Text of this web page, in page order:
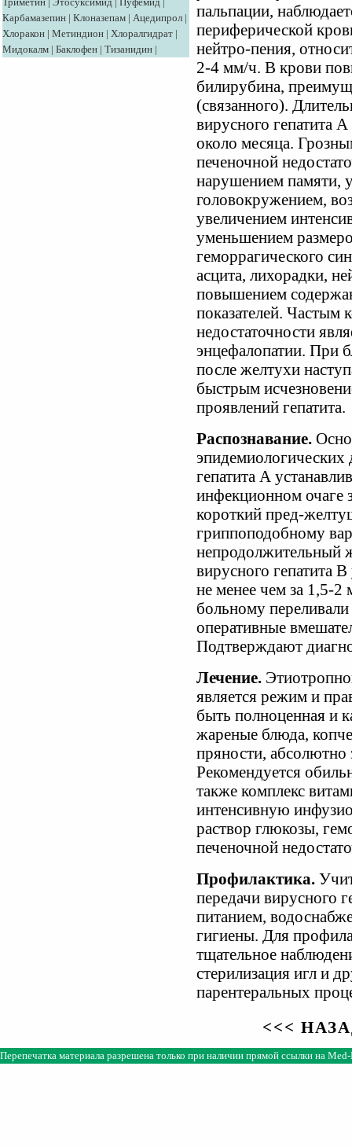
Карбамазепин | Клоназепам | Ацедипрол |
Хлоракон | Метиндион | Хлоралгидрат |
Мидокалм | Баклофен | Тизанидин |
пальпации,
периферической
нейтро-пения,
2-4 мм/ч. В крови
билирубина,
(связанного).
вирусного гепатита
около месяца.
печеночной
нарушением памяти,
головокружением,
увеличением
уменьшением
геморрагического
асцита, лихорадки,
повышением
показателей. Частым
недостаточности
энцефалопатии. При
после желтухи
быстрым
проявлений гепатита.
Распознавание.
гепатита А
инфекционном очаге
короткий пред-
гриппоподобному
непродолжительный
вирусного гепатита В
не менее чем за 1,5-2
больному
оперативные
Подтверждают
Лечение.
является режим и
быть полноценная и
жареные блюда,
пряности, абсолютно
Рекомендуется
также комплекс
интенсивную
раствор глюкозы,
печеночной
Профилактика.
передачи вирусного
питанием,
гигиены. Для
тщательное
стерилизация игл и
парентеральных
<<<
Перепечатка материала разрешена только при наличии прямой ссылки на